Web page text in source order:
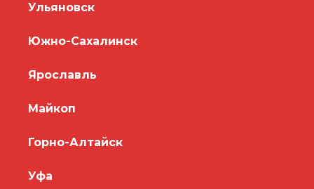
Ульяновск
Южно-Сахалинск
Ярославль
Майкоп
Горно-Алтайск
Уфа